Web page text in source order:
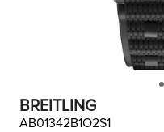
BREITLING
AB01342B1O2S1